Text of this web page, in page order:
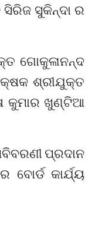
ସୁକିନ୍ଦା ର
ଗୋକୁଳାନନ୍ଦ
ଶ୍ରୀଯୁକ୍ତ
କୁମାର ଖୁଣ୍ଟିଆ
ପ୍ରଦାନ
କାର୍ଯ୍ୟ